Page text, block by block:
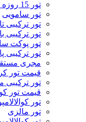
تور 15 روزه تایلند
تور سامویی
تور ترکیبی
تور ترکیبی
تور پوکت
تور ترکیبی
مجری
قیمت تور
تور ترکیبی
قیمت تور
تور
تور مالزی